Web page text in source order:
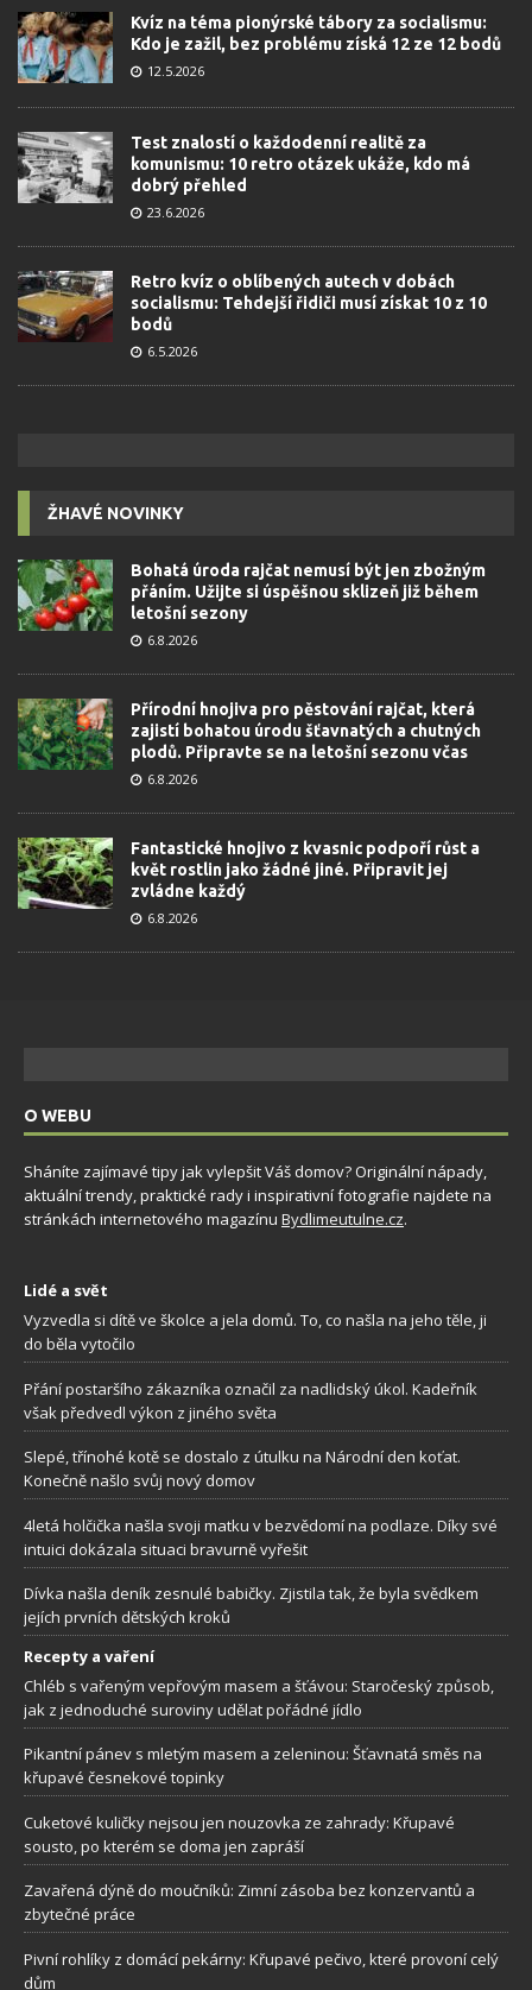
Kvíz na téma pionýrské tábory za socialismu:
Kdo je zažil, bez problému získá 12 ze 12 bodů
12.5.2026
Test znalostí o každodenní realitě za
komunismu: 10 retro otázek ukáže, kdo má
dobrý přehled
23.6.2026
Retro kvíz o oblíbených autech v dobách
socialismu: Tehdejší řidiči musí získat 10 z 10
bodů
6.5.2026
ŽHAVÉ NOVINKY
Bohatá úroda rajčat nemusí být jen zbožným
přáním. Užijte si úspěšnou sklizeň již během
letošní sezony
6.8.2026
Přírodní hnojiva pro pěstování rajčat, která
zajistí bohatou úrodu šťavnatých a chutných
plodů. Připravte se na letošní sezonu včas
6.8.2026
Fantastické hnojivo z kvasnic podpoří růst a
květ rostlin jako žádné jiné. Připravit jej
zvládne každý
6.8.2026
O WEBU
Sháníte zajímavé tipy jak vylepšit Váš domov? Originální nápady,
aktuální trendy, praktické rady i inspirativní fotografie najdete na
stránkách internetového magazínu Bydlimeutulne.cz.
Lidé a svět
Vyzvedla si dítě ve školce a jela domů. To, co našla na jeho těle, ji
do běla vytočilo
Přání postaršího zákazníka označil za nadlidský úkol. Kadeřník
však předvedl výkon z jiného světa
Slepé, třínohé kotě se dostalo z útulku na Národní den koťat.
Konečně našlo svůj nový domov
4letá holčička našla svoji matku v bezvědomí na podlaze. Díky své
intuici dokázala situaci bravurně vyřešit
Dívka našla deník zesnulé babičky. Zjistila tak, že byla svědkem
jejích prvních dětských kroků
Recepty a vaření
Chléb s vařeným vepřovým masem a šťávou: Staročeský způsob,
jak z jednoduché suroviny udělat pořádné jídlo
Pikantní pánev s mletým masem a zeleninou: Šťavnatá směs na
křupavé česnekové topinky
Cuketové kuličky nejsou jen nouzovka ze zahrady: Křupavé
sousto, po kterém se doma jen zapráší
Zavařená dýně do moučníků: Zimní zásoba bez konzervantů a
zbytečné práce
Pivní rohlíky z domácí pekárny: Křupavé pečivo, které provoní celý
dům